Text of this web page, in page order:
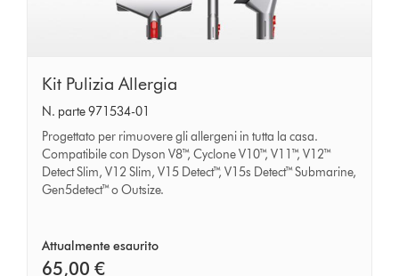
Kit
Pulizia
Allergia
Kit Pulizia Allergia
N. parte 971534-01
Progettato per rimuovere gli allergeni in tutta la casa.
Compatibile con Dyson V8™, Cyclone V10™, V11™, V12™
Detect Slim, V12 Slim, V15 Detect™, V15s Detect™ Submarine,
Gen5detect™ o Outsize.
Attualmente esaurito
65,00 €